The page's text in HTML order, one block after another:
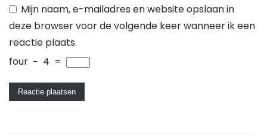
Mijn naam, e-mailadres en website opslaan in
deze browser voor de volgende keer wanneer ik een
reactie plaats.
four − 4 =